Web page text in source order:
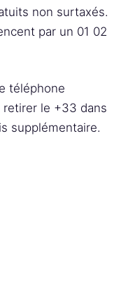
non surtaxés.
par un 01 02
téléphone
retirer le +33 dans
supplémentaire.